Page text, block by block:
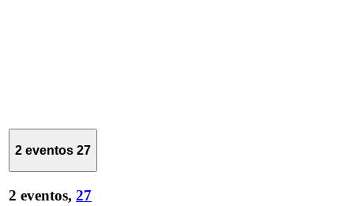
2 eventos 27
2 eventos, 27